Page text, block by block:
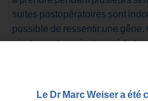
suites postopératoires sont
possible de ressentir une gêne.
picotement survient
Le Dr Marc Weiser a été